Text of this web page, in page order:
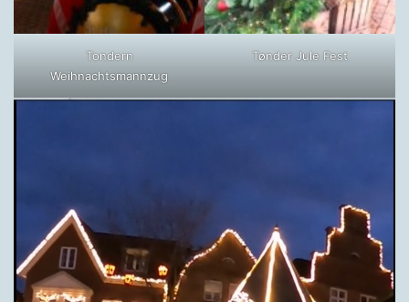
Tondern
Weihnachtsmannzug
Tønder Jule Fest